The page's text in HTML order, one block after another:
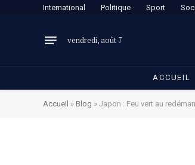
International Politique Sport
vendredi, août 7
ACCUEIL
Accueil » Blog » Japon : Feu vert au